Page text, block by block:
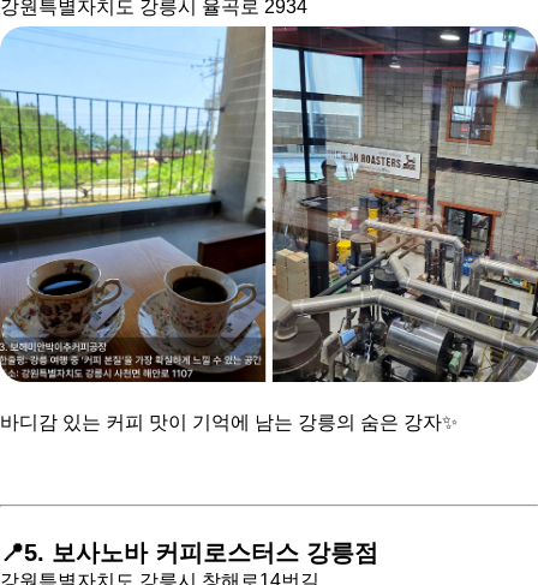
강원특별자치도 강릉시 율곡로 2934
바디감 있는 커피 맛이 기억에 남는 강릉의 숨은 강자✨
📍5. 보사노바 커피로스터스 강릉점
강원특별자치도 강릉시 창해로14번길